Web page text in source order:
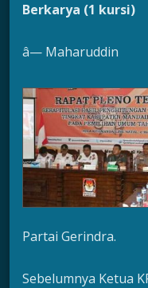
Berkarya (1 kursi)
â— Maharuddin
Partai Gerindra.
Sebelumnya Ketua